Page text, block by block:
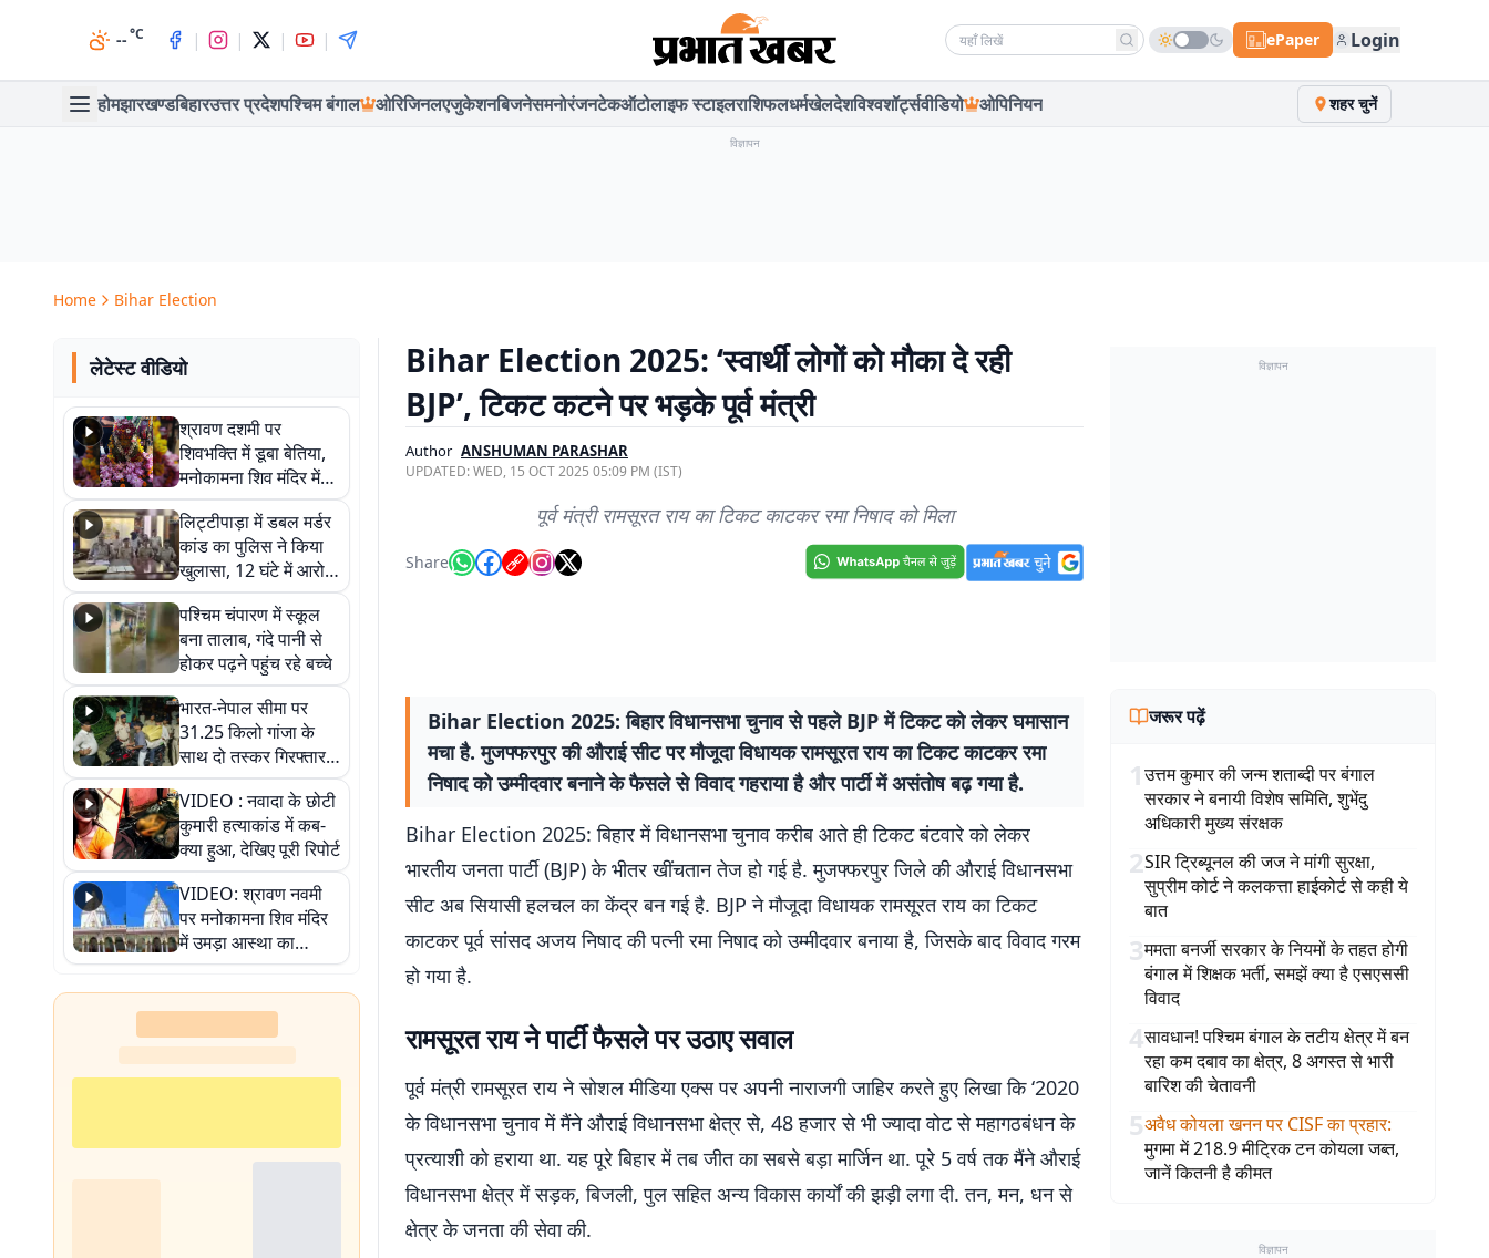
--°C | | | | Search news ePaper Login
होमझारखण्डबिहारउत्तर प्रदेशपश्चिम बंगाल ओरिजिनलएजुकेशनबिजनेसमनोरंजनटेकऑटोलाइफ स्टाइलराशिफलधर्मखेलदेशविश्वशॉर्ट्सवीडियो ओपिनियन शहर चुनें
विज्ञापन
Home Bihar Election
लेटेस्ट वीडियो
श्रावण दशमी पर
शिवभक्ति में डूबा बेतिया,
मनोकामना शिव मंदिर में
हुआ भव्य श्रृंगार
लिट्टीपाड़ा में डबल मर्डर
कांड का पुलिस ने किया
खुलासा, 12 घंटे में आरोपी
गिरफ्तार
पश्चिम चंपारण में स्कूल
बना तालाब, गंदे पानी से
होकर पढ़ने पहुंच रहे बच्चे
भारत-नेपाल सीमा पर
31.25 किलो गांजा के
साथ दो तस्कर गिरफ्तार,
नेपाली नंबर की बाइक
जब्त
VIDEO : नवादा के छोटी
कुमारी हत्याकांड में कब-
क्या हुआ, देखिए पूरी रिपोर्ट
VIDEO: श्रावण नवमी
पर मनोकामना शिव मंदिर
में उमड़ा आस्था का
सैलाब, हर-हर महादेव के
जयघोष से गूंजा परिसर
Bihar Election 2025: ‘स्वार्थी लोगों को मौका दे रही
BJP’, टिकट कटने पर भड़के पूर्व मंत्री
Author ANSHUMAN PARASHAR
UPDATED:WED, 15 OCT 2025 05:09 PM (IST)
पूर्व मंत्री रामसूरत राय का टिकट काटकर रमा निषाद को मिला
Share
Bihar Election 2025: बिहार विधानसभा चुनाव से पहले BJP में टिकट को लेकर घमासान
मचा है. मुजफ्फरपुर की औराई सीट पर मौजूदा विधायक रामसूरत राय का टिकट काटकर रमा
निषाद को उम्मीदवार बनाने के फैसले से विवाद गहराया है और पार्टी में असंतोष बढ़ गया है.
Bihar Election 2025: बिहार में विधानसभा चुनाव करीब आते ही टिकट बंटवारे को लेकर
भारतीय जनता पार्टी (BJP) के भीतर खींचतान तेज हो गई है. मुजफ्फरपुर जिले की औराई विधानसभा
सीट अब सियासी हलचल का केंद्र बन गई है. BJP ने मौजूदा विधायक रामसूरत राय का टिकट
काटकर पूर्व सांसद अजय निषाद की पत्नी रमा निषाद को उम्मीदवार बनाया है, जिसके बाद विवाद गरम
हो गया है.
रामसूरत राय ने पार्टी फैसले पर उठाए सवाल
पूर्व मंत्री रामसूरत राय ने सोशल मीडिया एक्स पर अपनी नाराजगी जाहिर करते हुए लिखा कि ‘2020
के विधानसभा चुनाव में मैंने औराई विधानसभा क्षेत्र से, 48 हजार से भी ज्यादा वोट से महागठबंधन के
प्रत्याशी को हराया था. यह पूरे बिहार में तब जीत का सबसे बड़ा मार्जिन था. पूरे 5 वर्ष तक मैंने औराई
विधानसभा क्षेत्र में सड़क, बिजली, पुल सहित अन्य विकास कार्यों की झड़ी लगा दी. तन, मन, धन से
क्षेत्र के जनता की सेवा की.
विज्ञापन
जरूर पढ़ें
1उत्तम कुमार की जन्म शताब्दी पर बंगाल
सरकार ने बनायी विशेष समिति, शुभेंदु
अधिकारी मुख्य संरक्षक
2SIR ट्रिब्यूनल की जज ने मांगी सुरक्षा,
सुप्रीम कोर्ट ने कलकत्ता हाईकोर्ट से कही ये
बात
3ममता बनर्जी सरकार के नियमों के तहत होगी
बंगाल में शिक्षक भर्ती, समझें क्या है एसएससी
विवाद
4सावधान! पश्चिम बंगाल के तटीय क्षेत्र में बन
रहा कम दबाव का क्षेत्र, 8 अगस्त से भारी
बारिश की चेतावनी
5अवैध कोयला खनन पर CISF का प्रहार:
मुगमा में 218.9 मीट्रिक टन कोयला जब्त,
जानें कितनी है कीमत
विज्ञापन